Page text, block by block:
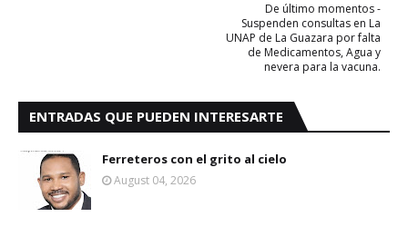
De último momentos -
Suspenden consultas en La
UNAP de La Guazara por falta
de Medicamentos, Agua y
nevera para la vacuna.
ENTRADAS QUE PUEDEN INTERESARTE
Ferreteros con el grito al cielo
August 04, 2026